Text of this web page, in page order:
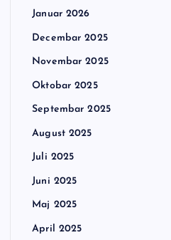
Januar 2026
Decembar 2025
Novembar 2025
Oktobar 2025
Septembar 2025
August 2025
Juli 2025
Juni 2025
Maj 2025
April 2025